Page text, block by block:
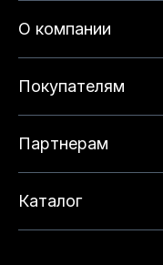
О компании
Покупателям
Партнерам
Каталог